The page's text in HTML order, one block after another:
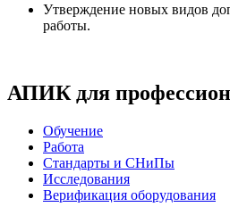
Утверждение новых видов
работы.
АПИК для
Обучение
Работа
Стандарты и СНиПы
Исследования
Верификация оборудования